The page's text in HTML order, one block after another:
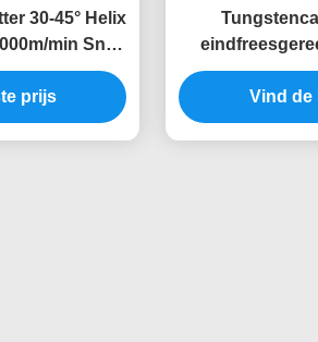
30-45° Helix
min Snij
prijs
fluiten
Vind de